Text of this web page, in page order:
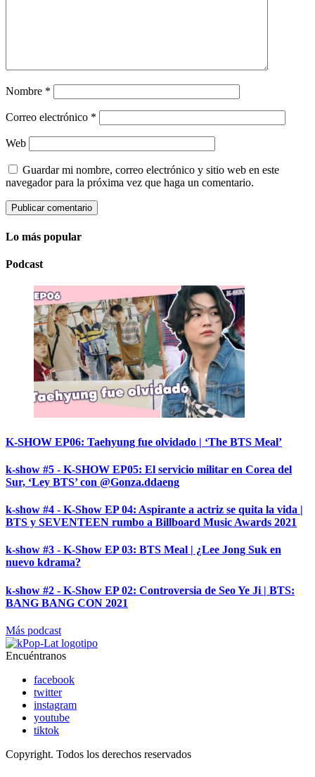
Nombre *
Correo electrónico *
Web
Guardar mi nombre, correo electrónico y sitio web en este
navegador para la próxima vez que haga un comentario.
Lo más popular
Podcast
K-SHOW EP06: Taehyung fue olvidado | ‘The BTS Meal’
k-show #5 - K-SHOW EP05: El servicio militar en Corea del
Sur, ‘Ley BTS’ con @Gonza.ddaeng
k-show #4 - K-Show EP 04: Aspirante a actriz se quita la vida |
BTS y SEVENTEEN rumbo a Billboard Music Awards 2021
k-show #3 - K-Show EP 03: BTS Meal | ¿Lee Jong Suk en
nuevo kdrama?
k-show #2 - K-Show EP 02: Controversia de Seo Ye Ji | BTS:
BANG BANG CON 2021
Más podcast
Encuéntranos
facebook
twitter
instagram
youtube
tiktok
Copyright. Todos los derechos reservados